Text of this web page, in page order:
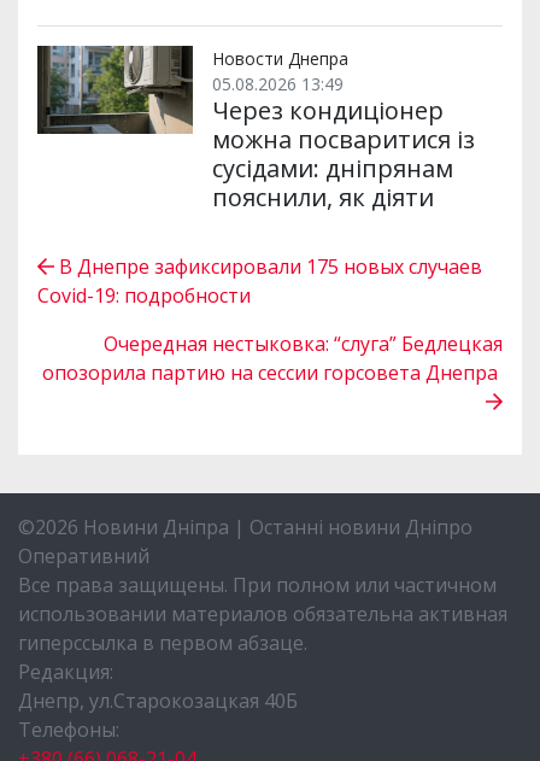
Новости Днепра
05.08.2026 13:49
Через кондиціонер
можна посваритися із
сусідами: дніпрянам
пояснили, як діяти
В Днепре зафиксировали 175 новых случаев
Covid-19: подробности
Очередная нестыковка: “слуга” Бедлецкая
опозорила партию на сессии горсовета Днепра
©2026 Новини Дніпра | Останні новини Дніпро
Оперативний
Все права защищены. При полном или частичном
использовании материалов обязательна активная
гиперссылка в первом абзаце.
Редакция:
Днепр, ул.Старокозацкая 40Б
Телефоны: